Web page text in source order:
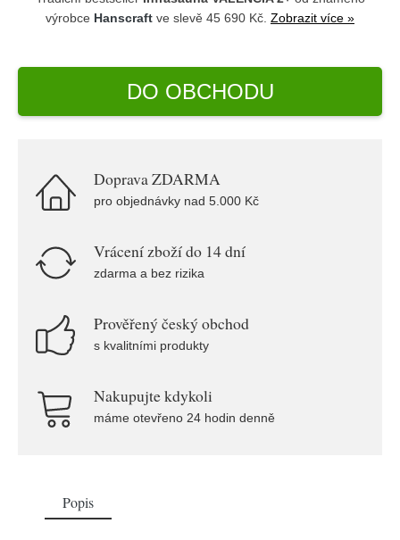
výrobce Hanscraft ve slevě 45 690 Kč. Zobrazit více »
DO OBCHODU
Doprava ZDARMA
pro objednávky nad 5.000 Kč
Vrácení zboží do 14 dní
zdarma a bez rizika
Prověřený český obchod
s kvalitními produkty
Nakupujte kdykoli
máme otevřeno 24 hodin denně
Popis